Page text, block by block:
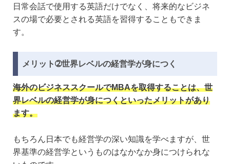
日常会話で使用する英語だけでなく、将来的なビジネ
スの場で必要とされる英語を習得することもできま
す。
メリット➁世界レベルの経営学が身につく
海外のビジネススクールでMBAを取得することは、世
界レベルの経営学が身につくといったメリットがあり
ます。
もちろん日本でも経営学の深い知識を学べますが、世
界基準の経営学というものはなかなか身につけられな